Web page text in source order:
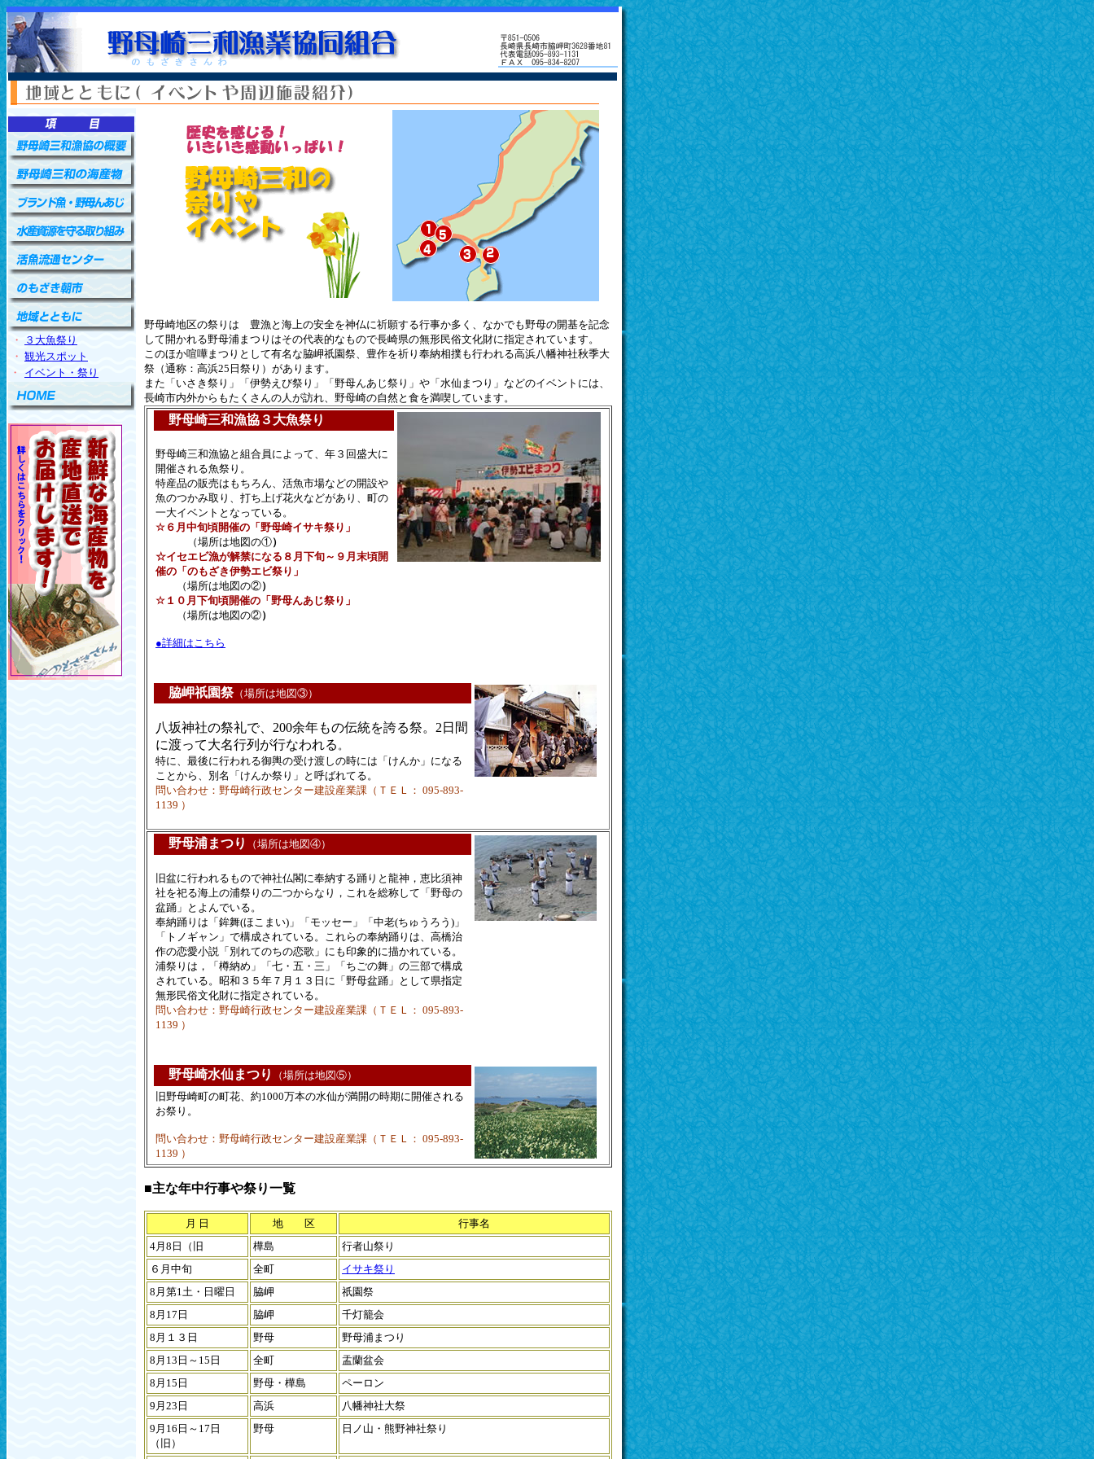
・
３大魚祭り
・ 観光スポット
・
イベント・祭り
野母崎地区の祭りは 豊漁と海上の安全を神仏に祈願する行事か多く、なかでも野母の開基を記念
して開かれる野母浦まつりはその代表的なもので長崎県の無形民俗文化財に指定されています。
このほか喧嘩まつりとして有名な脇岬祇園祭、豊作を祈り奉納相撲も行われる高浜八幡神社秋季大
祭（通称：高浜25日祭り）があります。
また「いさき祭り」「伊勢えび祭り」「野母んあじ祭り」や「水仙まつり」などのイベントには、
長崎市内外からもたくさんの人が訪れ、野母崎の自然と食を満喫しています。
野母崎三和漁協３大魚祭り
野母崎三和漁協と組合員によって、年３回盛大に
開催される魚祭り。
特産品の販売はもちろん、活魚市場などの開設や
魚のつかみ取り、打ち上げ花火などがあり、町の
一大イベントとなっている。
☆６月中旬頃開催の「野母崎イサキ祭り」
（場所は地図の①）
☆イセエビ漁が解禁になる８月下旬～９月末頃開
催の「のもざき伊勢エビ祭り」
（場所は地図の②）
☆１０月下旬頃開催の「野母んあじ祭り」
（場所は地図の②）
●詳細はこちら
脇岬祇園祭（場所は地図③）
八坂神社の祭礼で、200余年もの伝統を誇る祭。2日間
に渡って大名行列が行なわれる 。
特に、最後に行われる御輿の受け渡しの時には「けんか」になる
ことから、別名「けんか祭り」と呼ばれてる。
問い合わせ：野母崎行政センター建設産業課（ＴＥＬ： 095-893-
1139 ）
野母浦まつり （場所は地図④）
旧盆に行われるもので神社仏閣に奉納する踊りと龍神，恵比須神
社を祀る海上の浦祭りの二つからなり，これを総称して「野母の
盆踊」とよんでいる。
奉納踊りは「鉾舞(ほこまい)」「モッセー」「中老(ちゅうろう)」
「トノギャン」で構成されている。これらの奉納踊りは、 高橋治
作の恋愛小説「別れてのちの恋歌」にも印象的に描かれている。
浦祭りは，「樽納め」「七・五・三」「ちごの舞」の三部で構成
されている。昭和３５年７月１３日に「野母盆踊」として県指定
無形民俗文化財に指定されている。
問い合わせ：野母崎行政センター建設産業課（ＴＥＬ： 095-893-
1139 ）
野母崎水仙まつり
（場所は地図⑤）
旧野母崎町の町花、約1000万本の水仙が満開の時期に開催される
お祭り。
問い合わせ：野母崎行政センター建設産業課（ＴＥＬ： 095-893-
1139 ）
■主な年中行事や祭り一覧
月 日 地 区
行事名
4月8日（旧
樺島
行者山祭り
６月中旬
全町
イサキ祭り
8月第1土・日曜日
脇岬
祇園祭
8月17日
脇岬
千灯籠会
8月１３日
野母
野母浦まつり
8月13日～15日
全町
盂蘭盆会
8月15日
野母・樺島
ペーロン
9月23日
高浜
八幡神社大祭
9月16日～17日
（旧）
野母 日ノ山・熊野神社祭り